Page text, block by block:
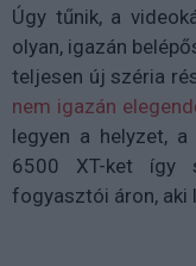
Úgy tűnik, a
olyan, igazán
teljesen új széria
nem igazán
legyen a helyzet,
6500 XT-ket így
fogyasztói áron, aki